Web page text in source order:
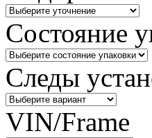
Состояние
Следы
VIN/Frame